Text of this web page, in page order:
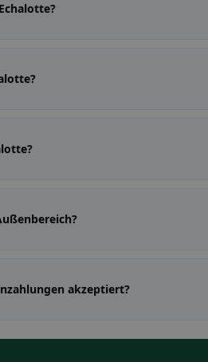
akzeptiert?